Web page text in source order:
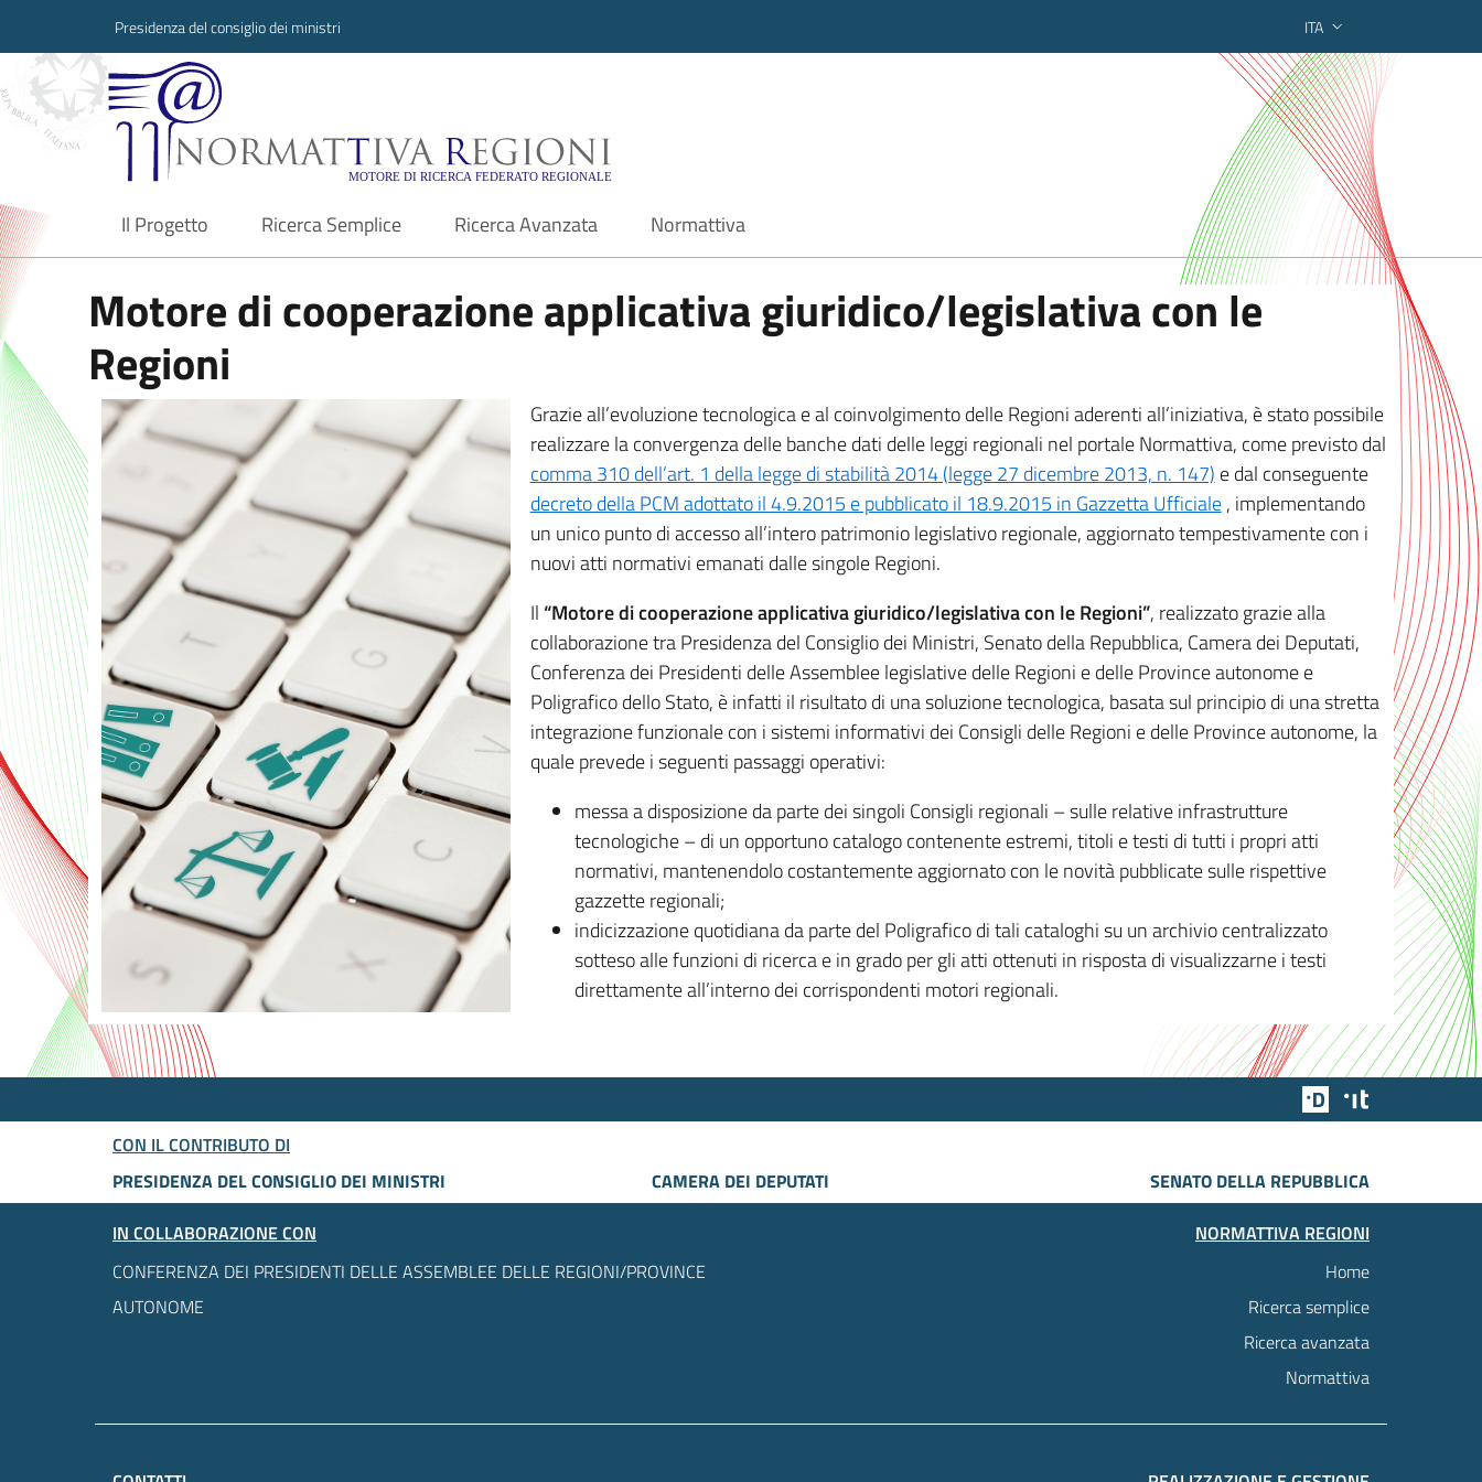
Presidenza del consiglio dei ministri ITA
Normattiva Regioni - Motore di ricerca federato regionale
Il Progetto
current Ricerca Semplice Ricerca Avanzata Normattiva
Motore di cooperazione applicativa giuridico/legislativa con le
Regioni
Grazie all’evoluzione tecnologica e al coinvolgimento delle Regioni aderenti all’iniziativa, è stato possibile
realizzare la convergenza delle banche dati delle leggi regionali nel portale Normattiva, come previsto dal
comma 310 dell’art. 1 della legge di stabilità 2014 (legge 27 dicembre 2013, n. 147) e dal conseguente
decreto della PCM adottato il 4.9.2015 e pubblicato il 18.9.2015 in Gazzetta Ufficiale, implementando
un unico punto di accesso all’intero patrimonio legislativo regionale, aggiornato tempestivamente con i
nuovi atti normativi emanati dalle singole Regioni.
Il “Motore di cooperazione applicativa giuridico/legislativa con le Regioni”, realizzato grazie alla
collaborazione tra Presidenza del Consiglio dei Ministri, Senato della Repubblica, Camera dei Deputati,
Conferenza dei Presidenti delle Assemblee legislative delle Regioni e delle Province autonome e
Poligrafico dello Stato, è infatti il risultato di una soluzione tecnologica, basata sul principio di una stretta
integrazione funzionale con i sistemi informativi dei Consigli delle Regioni e delle Province autonome, la
quale prevede i seguenti passaggi operativi:
messa a disposizione da parte dei singoli Consigli regionali – sulle relative infrastrutture
tecnologiche – di un opportuno catalogo contenente estremi, titoli e testi di tutti i propri atti
normativi, mantenendolo costantemente aggiornato con le novità pubblicate sulle rispettive
gazzette regionali;
indicizzazione quotidiana da parte del Poligrafico di tali cataloghi su un archivio centralizzato
sotteso alle funzioni di ricerca e in grado per gli atti ottenuti in risposta di visualizzarne i testi
direttamente all’interno dei corrispondenti motori regionali.
Team Digitale
CON IL CONTRIBUTO DI
PRESIDENZA DEL CONSIGLIO DEI MINISTRI
CAMERA DEI DEPUTATI
SENATO DELLA REPUBBLICA
IN COLLABORAZIONE CON
CONFERENZA DEI PRESIDENTI DELLE ASSEMBLEE DELLE REGIONI/PROVINCE
AUTONOME
NORMATTIVA REGIONI
Home
Ricerca semplice
Ricerca avanzata
Normattiva